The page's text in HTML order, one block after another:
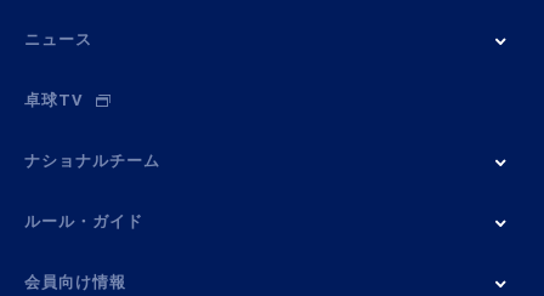
ニュース
卓球TV
ナショナルチーム
ルール・ガイド
会員向け情報